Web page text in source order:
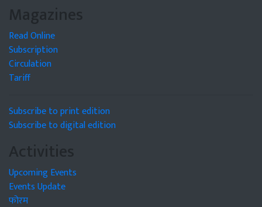
Magazines
Read Online
Subscription
Circulation
Tariff
Subscribe to print edition
Subscribe to digital edition
Activities
Upcoming Events
Events Update
फोरम